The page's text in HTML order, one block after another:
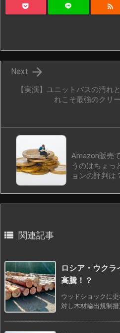

【実演】ユニットバスの汚れ
れこそ最強のクリ

Next
Amazon販売
うのはちょっ
ョンの評判は
 関連記事
ロシア・ウク
高騰！？
ウッドショックに
対し木材輸出規制